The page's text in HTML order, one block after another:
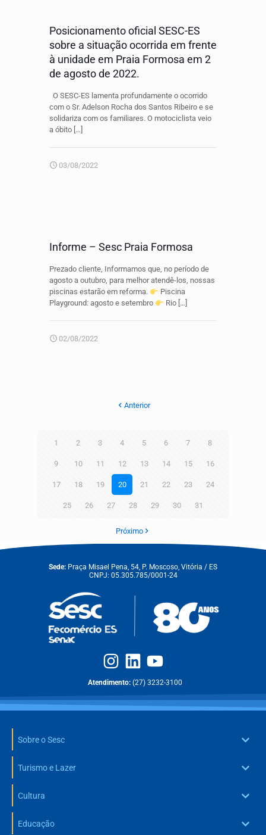
Posicionamento oficial SESC-ES
sobre a situação ocorrida em frente
à unidade em Praia Formosa em 2
de agosto de 2022.
O SESC-ES lamenta profundamente o ocorrido
com o Sr. Adelson Rocha dos Santos Ribeiro e se
solidariza com os familiares. O motociclista veio
a óbito […]
03/08/2022
Informe – Sesc Praia Formosa
Prezado cliente, Informamos que, no período de
agosto a outubro, para melhor atendê-los, nossas
piscinas estarão em reforma.
Piscina
Playground: agosto e setembro
Rio[…]
02/08/2022
Anterior
1 2 3 4 5 6 7 8
9 10 11 12 13 14 15 16
17 18 19 20 21 22 23 24
25 26 27 28 29 30 31
Próximo
Sede: Praça Misael Pena, 54, P. Moscoso, Vitória / ES
CNPJ: 05.305.785/0001-24
Atendimento: (27) 3232-3100
Sobre o Sesc
Turismo e Lazer
Cultura
Educação